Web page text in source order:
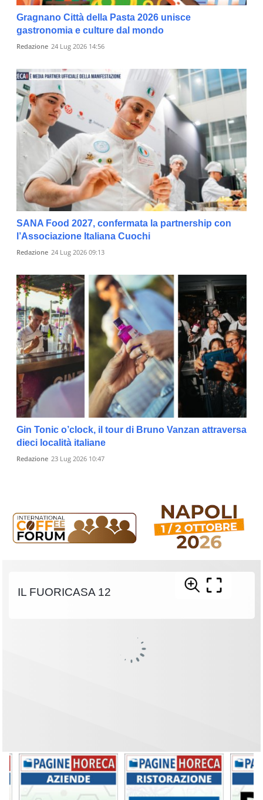
Gragnano Città della Pasta 2026 unisce
gastronomia e culture dal mondo
Redazione 24 Lug 2026 14:56
SANA Food 2027, confermata la partnership con
l’Associazione Italiana Cuochi
Redazione 24 Lug 2026 09:13
Gin Tonic o’clock, il tour di Bruno Vanzan attraversa
dieci località italiane
Redazione 23 Lug 2026 10:47